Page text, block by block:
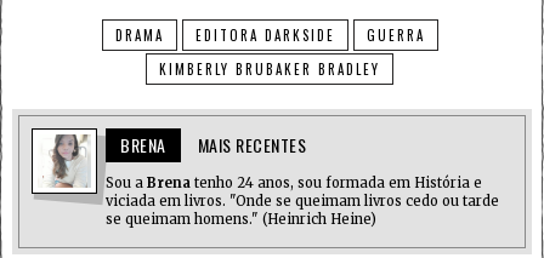
DRAMA EDITORA DARKSIDE
GUERRA
KIMBERLY BRUBAKER BRADLEY
BRENA MAIS RECENTES
Sou a Brena tenho 24 anos, sou formada em História e
viciada em livros. "Onde se queimam livros cedo ou tarde
se queimam homens." (Heinrich Heine)